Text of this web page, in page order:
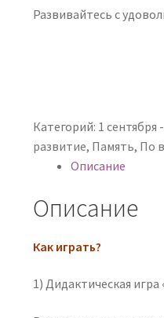
Развивайтесь с
Категорий: 1 сентября
развитие, Память, По
Описание
Описание
Как играть?
1) Дидактическая